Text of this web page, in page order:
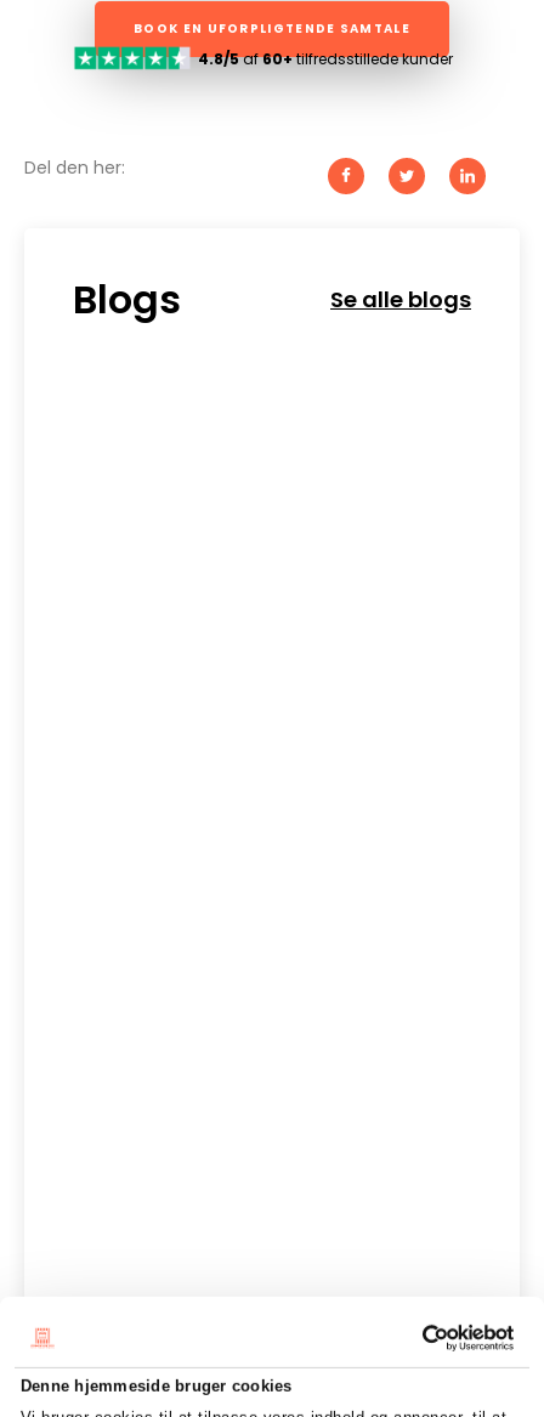
Denne hjemmeside bruger cookies
BOOK EN UFORPLIGTENDE SAMTALE
4.8/5af60+tilfredsstillede kunder
Del den her:
Blogs Se alle blogs